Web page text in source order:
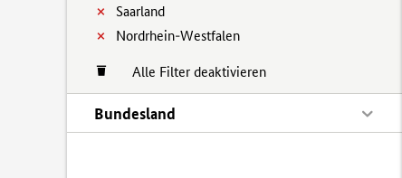
Saarland
Nordrhein-Westfalen
Alle Filter deaktivieren
Bundesland